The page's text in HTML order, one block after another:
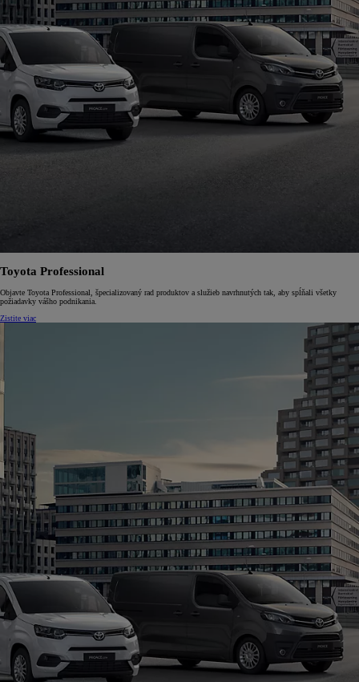
Toyota Professional
Objavte Toyota Professional, špecializovaný rad produktov a služieb navrhnutých tak, aby spĺňali všetky
požiadavky vášho podnikania.
Zistite viac